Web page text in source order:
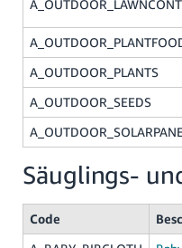
A_OUTDOOR_PLANTS
A_OUTDOOR_SEEDS
Säuglings-
Code